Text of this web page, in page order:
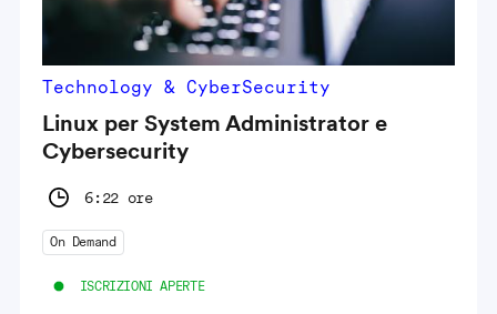
Technology & CyberSecurity
Linux per System Administrator e
Cybersecurity
6:22 ore
On Demand
ISCRIZIONI APERTE